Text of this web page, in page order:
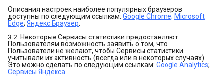
Описания настроек наиболее популярных браузеров
доступны по следующим ссылкам: Google Chrome; Microsoft
Edge; Яндекс Браузер
3.2. Некоторые Сервисы статистики предоставляют
Пользователям возможность заявить о том, что
Пользователи не желают, чтобы Сервисы статистики
учитывали их активность (всегда или в некоторых случаях).
Это можно сделать по следующим ссылкам: Google Analytics;
Сервисы Яндекса